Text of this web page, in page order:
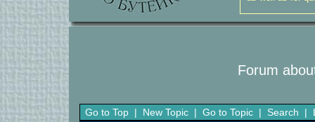
Forum
Go to Top | New Topic | Go to Topic | Search |